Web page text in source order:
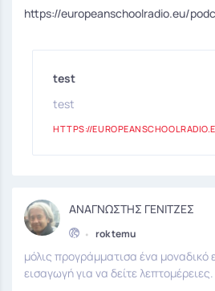
https://europeanschoolradio.eu/
test
test
HTTPS://
ΑΝΑΓΝΩΣΤΗΣ ΓΕΝΙΤΖΕΣ
• rok temu
μόλις προγράμματισα ένα μοναδικό
εισαγωγή για να δείτε λεπτομέρειες.